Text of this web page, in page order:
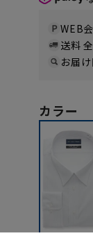
WEB
送料
お届
カラー